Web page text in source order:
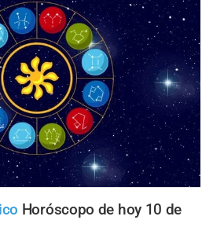
Horóscopo de hoy 10 de